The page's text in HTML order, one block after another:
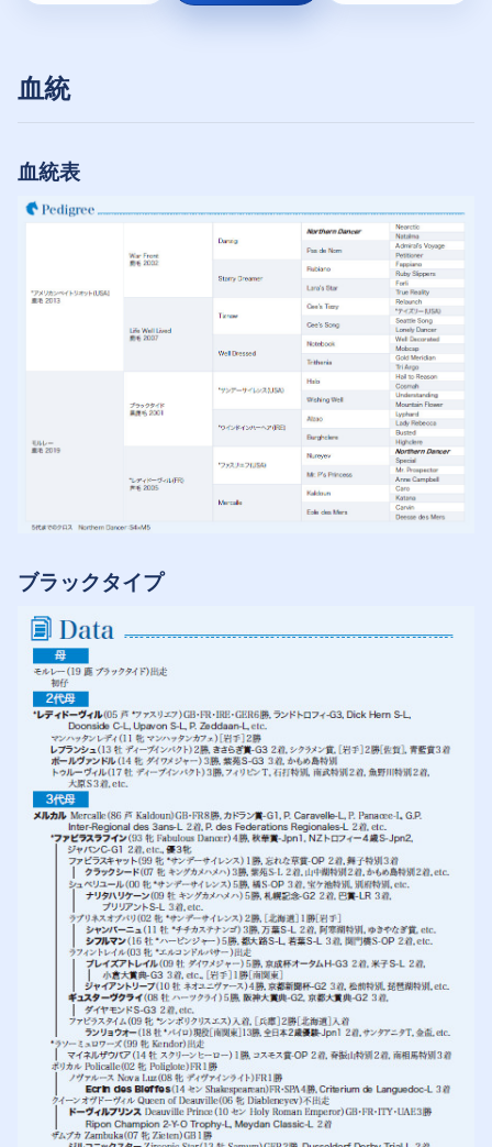
血統
血統表
ブラックタイプ